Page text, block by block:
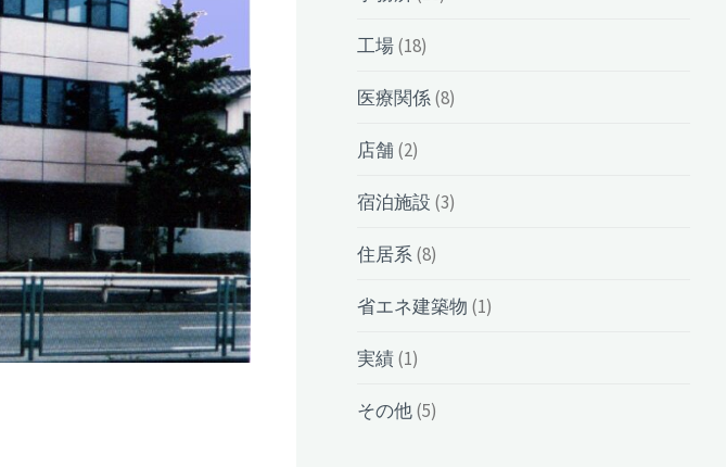
工場(18)
医療関係(8)
店舗 (2)
宿泊施設 (3)
住居系(8)
省エネ建築物 (1)
実績(1)
その他(5)